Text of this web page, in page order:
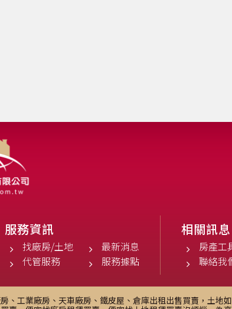
服務資訊
找廠房/土地
最新消息
代管服務
服務據點
相關訊息
房產工
聯絡我
、工業廠房、天車廠房、鐵皮屋、倉庫出租出售買賣，土地